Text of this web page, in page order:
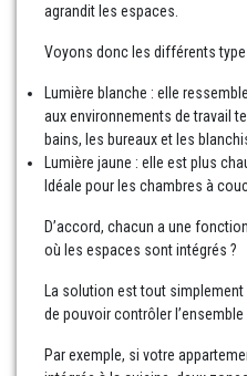
agrandit les espaces.
Voyons donc les différents
Lumière blanche : elle
aux environnements de travail
bains, les bureaux et les
Lumière jaune : elle est plus
Idéale pour les chambres à
D’accord, chacun a une
où les espaces sont intégrés ?
La solution est tout simplement
de pouvoir contrôler
Par exemple, si votre